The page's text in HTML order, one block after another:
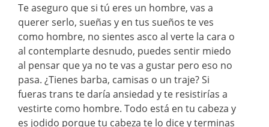
Te aseguro que si tú eres un hombre, vas a
querer serlo, sueñas y en tus sueños te ves
como hombre, no sientes asco al verte la cara o
al contemplarte desnudo, puedes sentir miedo
al pensar que ya no te vas a gustar pero eso no
pasa. ¿Tienes barba, camisas o un traje? Si
fueras trans te daría ansiedad y te resistirías a
vestirte como hombre. Todo está en tu cabeza y
es jodido porque tu cabeza te lo dice y terminas